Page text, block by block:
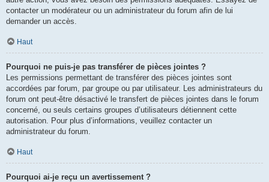
contacter un modérateur ou un administrateur du forum afin de lui
demander un accès.
Haut
Pourquoi ne puis-je pas transférer de pièces jointes ?
Les permissions permettant de transférer des pièces jointes sont
accordées par forum, par groupe ou par utilisateur. Les administrateurs du
forum ont peut-être désactivé le transfert de pièces jointes dans le forum
concerné, ou seuls certains groupes d’utilisateurs détiennent cette
autorisation. Pour plus d’informations, veuillez contacter un
administrateur du forum.
Haut
Pourquoi ai-je reçu un avertissement ?